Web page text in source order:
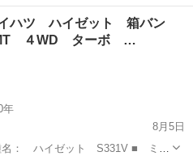
グループ在庫情
タント スマートアシスト
イハツ ハイゼット 箱バン
４WD ターボ …
年
8月5日
： ハイゼット S331V ■ ミッ